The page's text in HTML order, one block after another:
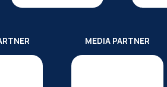
MEDIA PARTNER